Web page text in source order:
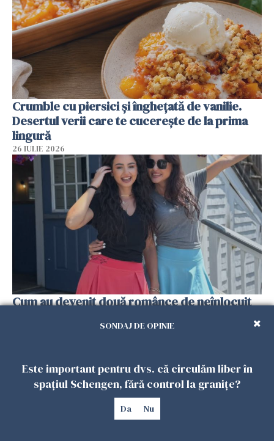
Crumble cu piersici și înghețată de vanilie.
Desertul verii care te cucerește de la prima
lingură
26 IULIE 2026
Cum au devenit două românce de neînlocuit
ce o să mă fac fără voi”SONDAJ DE OPINIE
Este important pentru dvs. că circulăm liber în
spațiul Schengen, fără control la granițe?
Da Nu